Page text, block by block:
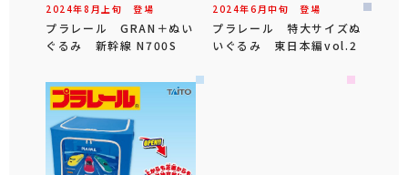
2024年8 月 上旬 登場
プラレール GRAN＋ぬい
ぐるみ 新幹線 N700S
2024年6 月中旬 登場
プラレール 特大サイズぬ
いぐるみ 東日本編vol.2